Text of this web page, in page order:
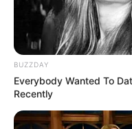
BUZZDAY
Everybody Wanted To
Recently